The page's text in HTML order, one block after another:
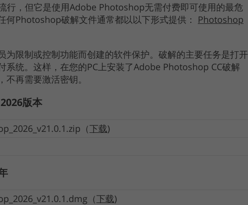
行，但它是使用Adobe Photoshop无需付费即可使用的最危
何Photoshop破解文件通常都以以下形式提供： Photoshop
为限制或控制功能而创建的软件保护。破解的主要任务是打开
系统。这样，在您的PC上安装了Adobe Photoshop CC破解
再需要激活密钥。
版本
（下载)
（下载)